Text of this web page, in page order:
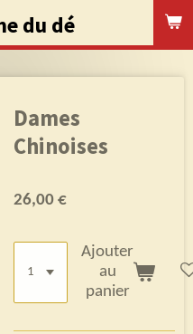
du dé
Dames
Chinoises
26,00 €
Ajouter
au
panier